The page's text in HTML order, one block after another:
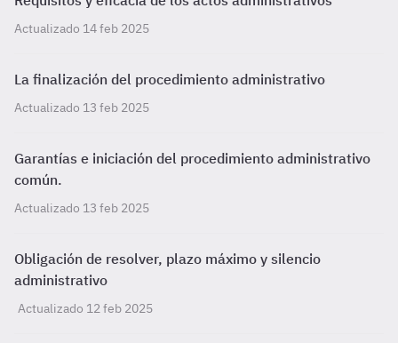
Actualizado 14 feb 2025
La finalización del procedimiento administrativo
Actualizado 13 feb 2025
Garantías e iniciación del procedimiento administrativo
común.
Actualizado 13 feb 2025
Obligación de resolver, plazo máximo y silencio
administrativo
Actualizado 12 feb 2025